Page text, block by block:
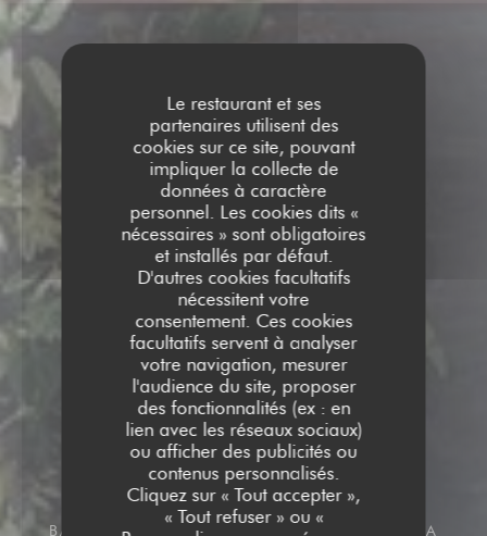
Le restaurant et ses
partenaires utilisent des
cookies sur ce site, pouvant
impliquer la collecte de
données à caractère
personnel. Les cookies dits «
nécessaires » sont obligatoires
et installés par défaut.
D'autres cookies facultatifs
nécessitent votre
consentement. Ces cookies
facultatifs servent à analyser
votre navigation, mesurer
l'audience du site, proposer
des fonctionnalités (ex : en
lien avec les réseaux sociaux)
ou afficher des publicités ou
contenus personnalisés.
Cliquez sur « Tout accepter »,
« Tout refuser » ou «
BAR À COCKTAIL BOTANICA, 119 BD DE LA